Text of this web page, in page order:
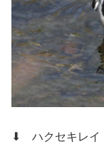
⬇ ハクセキレイ